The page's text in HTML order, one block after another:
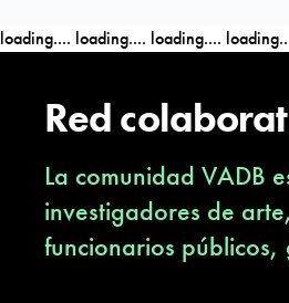
economista Juan Gómez
primer happening, La
happenings, performances
los años sesenta, Minujín se
York tras haber ganado la
psicodélico.1 9 10 Durante
loading.... loading.... loading....
Red
La comunidad VADB
investigadores de
funcionarios públicos,